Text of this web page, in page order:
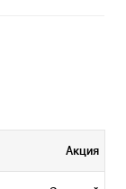
Акция